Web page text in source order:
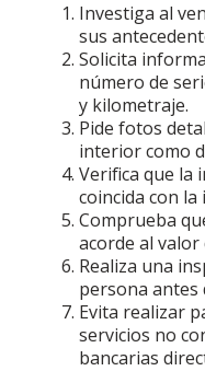
Investiga al
sus
Solicita
número de
y kilometraje.
Pide fotos
interior como
Verifica que la
coincida con
Comprueba
acorde al valor
Realiza una
persona antes
Evita realizar
servicios no
bancarias